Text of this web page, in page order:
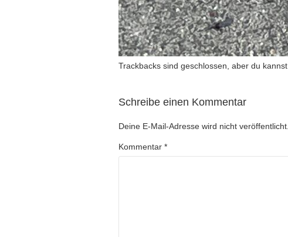
Trackbacks sind geschlossen, aber du kannst
Schreibe einen Kommentar
Deine E-Mail-Adresse wird nicht veröffentlicht.
Kommentar *